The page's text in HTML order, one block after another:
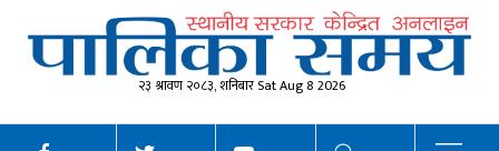
२३ श्रावण २०८३, शनिबार Sat Aug 8 2026